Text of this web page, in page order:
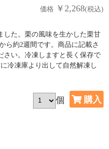
価格 ￥2,268(税込)
した。栗の風味を生かした栗甘
ら約2週間です。商品に記載さ
さい。冷凍しますと長く保存で
冷凍庫より出して自然解凍し
個